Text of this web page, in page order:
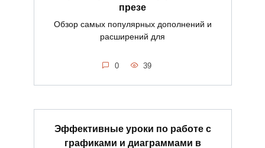
презе
Обзор самых популярных дополнений и
расширений для
0 39
Эффективные уроки по работе с
графиками и диаграммами в